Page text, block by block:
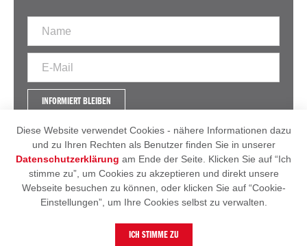
INFORMIERT BLEIBEN
IMPRESSUM
AGB
DATENSCHUTZERKLÄRUNG
Diese Website verwendet Cookies - nähere Informationen dazu
und zu Ihren Rechten als Benutzer finden Sie in unserer
Datenschutzerklärung am Ende der Seite. Klicken Sie auf “Ich
stimme zu”, um Cookies zu akzeptieren und direkt unsere
Webseite besuchen zu können, oder klicken Sie auf “Cookie-
Einstellungen”, um Ihre Cookies selbst zu verwalten.
ICH STIMME ZU